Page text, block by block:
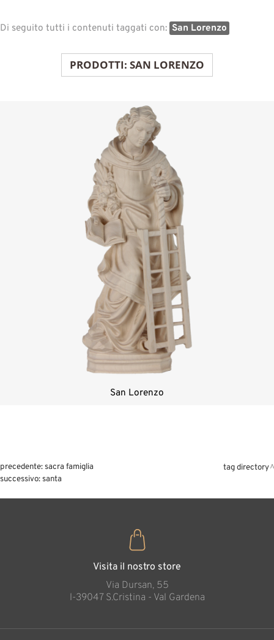
Di seguito tutti i contenuti taggati con: San Lorenzo
PRODOTTI: SAN LORENZO
San Lorenzo
precedente:sacra famiglia
successivo:santa
tag directory
Visita il nostro store
Via Dursan, 55
l-39047 S.Cristina - Val Gardena